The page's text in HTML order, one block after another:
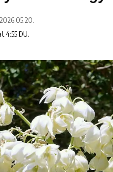
4:55 DU.